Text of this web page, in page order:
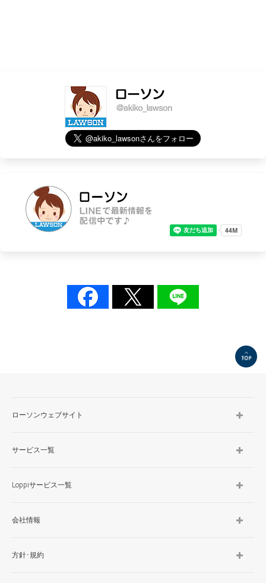
ローソンウェブサイト
サービス一覧
Loppiサービス一覧
会社情報
方針･規約